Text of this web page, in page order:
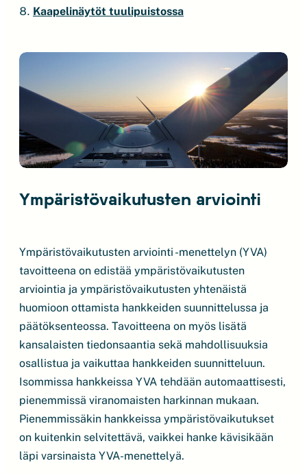
Kaapelinäytöt tuulipuistossa
Ympäristövaikutusten arviointi
Ympäristövaikutusten arviointi -menettelyn (YVA)
tavoitteena on edistää ympäristövaikutusten
arviointia ja ympäristövaikutusten yhtenäistä
huomioon ottamista hankkeiden suunnittelussa ja
päätöksenteossa. Tavoitteena on myös lisätä
kansalaisten tiedonsaantia sekä mahdollisuuksia
osallistua ja vaikuttaa hankkeiden suunnitteluun.
Isommissa hankkeissa YVA tehdään automaattisesti,
pienemmissä viranomaisten harkinnan mukaan.
Pienemmissäkin hankkeissa ympäristövaikutukset
on kuitenkin selvitettävä, vaikkei hanke kävisikään
läpi varsinaista YVA-menettelyä.